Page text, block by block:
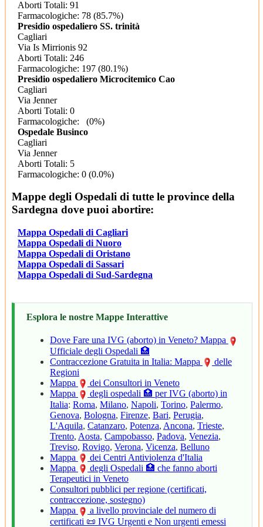
Aborti Totali: 91
Farmacologiche: 78 (85.7%)
Presidio ospedaliero SS. trinità
Cagliari
Via Is Mirrionis 92
Aborti Totali: 246
Farmacologiche: 197 (80.1%)
Presidio ospedaliero Microcitemico Cao
Cagliari
Via Jenner
Aborti Totali: 0
Farmacologiche: (0%)
Ospedale Businco
Cagliari
Via Jenner
Aborti Totali: 5
Farmacologiche: 0 (0.0%)
Mappe degli Ospedali di tutte le province della
Sardegna dove puoi abortire:
Mappa Ospedali di Cagliari
Mappa Ospedali di Nuoro
Mappa Ospedali di Oristano
Mappa Ospedali di Sassari
Mappa Ospedali di Sud-Sardegna
Esplora le nostre Mappe Interattive
Dove Fare una IVG (aborto) in Veneto? Mappa
Ufficiale degli Ospedali 🏥
Contraccezione Gratuita in Italia: Mappa
delle
Regioni
Mappa
dei Consultori in Veneto
Mappa
degli ospedali 🏥 per IVG (aborto) in
Italia: Roma, Milano, Napoli, Torino, Palermo,
Genova, Bologna, Firenze, Bari, Perugia,
L'Aquila, Catanzaro, Potenza, Ancona, Trieste,
Trento, Aosta, Campobasso, Padova, Venezia,
Treviso, Rovigo, Verona, Vicenza, Belluno
Mappa
dei Centri Antiviolenza d'Italia
Mappa
degli Ospedali 🏥 che fanno aborti
Terapeutici in Veneto
Consultori pubblici per regione (certificati,
contraccezione, sostegno)
Mappa
a livello provinciale del numero di
certificati 📜 IVG Urgenti e Non urgenti emessi